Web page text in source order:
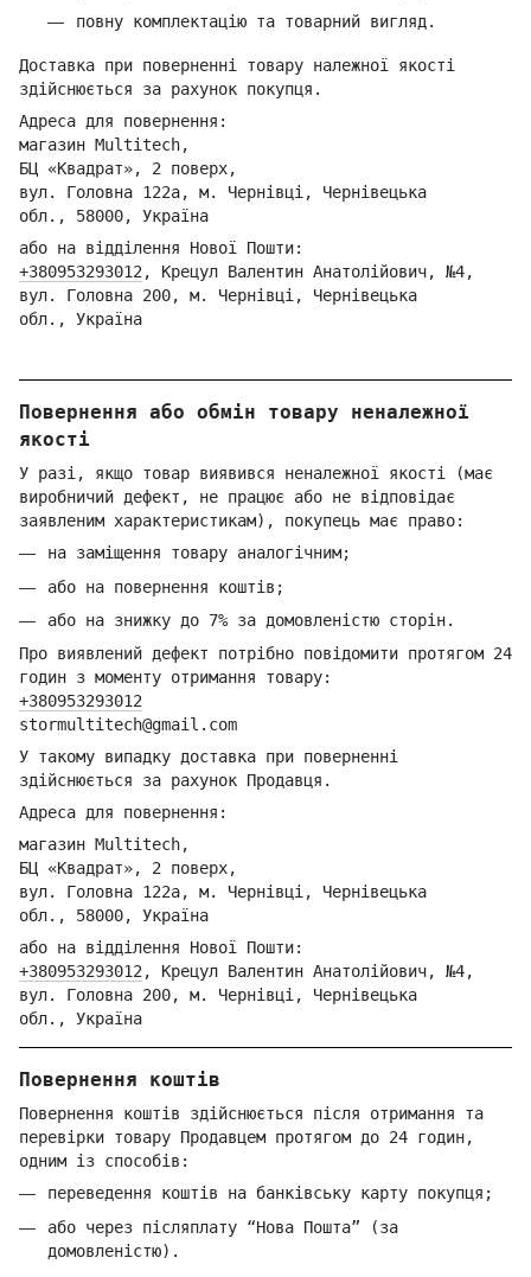
повну комплектацію та товарний вигляд.
Доставка при поверненні товару належної якості
здійснюється за рахунок покупця.
Адреса для повернення:
магазин Multitech,
БЦ «Квадрат», 2 поверх,
вул. Головна 122а, м. Чернівці, Чернівецька
обл., 58000, Україна
або на відділення Нової Пошти:
+380953293012 , Крецул Валентин Анатолійович, №4,
вул. Головна 200, м. Чернівці, Чернівецька
обл., Україна
Повернення або обмін товару неналежної
якості
У разі, якщо товар виявився неналежної якості (має
виробничий дефект, не працює або не відповідає
заявленим характеристикам), покупець має право:
на заміщення товару аналогічним;
або на повернення коштів;
або на знижку до 7% за домовленістю сторін.
Про виявлений дефект потрібно повідомити протягом 24
годин з моменту отримання товару:
+380953293012
stormultitech@gmail.com
У такому випадку доставка при поверненні
здійснюється за рахунок Продавця.
Адреса для повернення:
магазин Multitech,
БЦ «Квадрат», 2 поверх,
вул. Головна 122а, м. Чернівці, Чернівецька
обл., 58000, Україна
або на відділення Нової Пошти:
+380953293012, Крецул Валентин Анатолійович, №4,
вул. Головна 200, м. Чернівці, Чернівецька
обл., Україна
Повернення коштів
Повернення коштів здійснюється після отримання та
перевірки товару Продавцем протягом до 24 годин,
одним із способів:
переведення коштів на банківську карту покупця;
або через післяплату “Нова Пошта” (за
домовленістю).